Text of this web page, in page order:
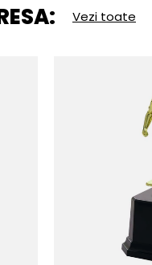
Vezi toate